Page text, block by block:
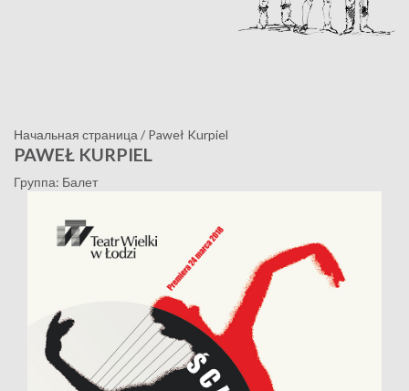
Начальная страница / Paweł Kurpiel
PAWEŁ KURPIEL
Группа: Балет